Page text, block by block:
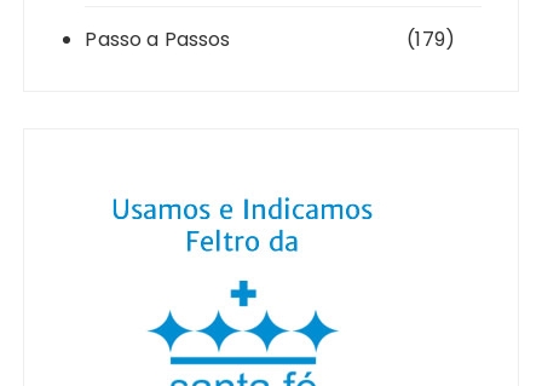
Passo a Passos (179)